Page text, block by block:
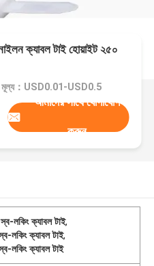
ক্যাবল টাই হোয়াইট ২৫০
মূল্য：USD0.01-USD0.5
আমাদের সাথে যোগাযোগ
করুন
স্ব-লকিং ক্যাবল টাই,
লকিং ক্যাবল টাই,
লকিং ক্যাবল টাই